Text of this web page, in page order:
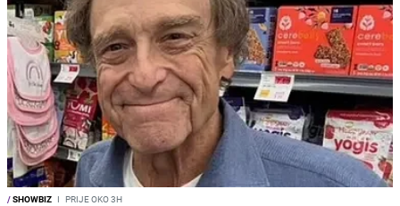
/SHOWBIZ I PRIJE OKO 3H